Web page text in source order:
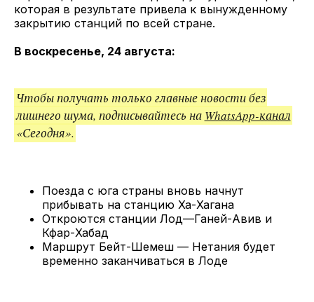
которая в результате привела к вынужденному
закрытию станций по всей стране.
В воскресенье, 24 августа:
Чтобы получать только главные новости без
лишнего шума, подписывайтесь на WhatsApp-канал
«Сегодня».
Поезда с юга страны вновь начнут
прибывать на станцию Ха-Хагана
Откроются станции Лод—Ганей-Авив и
Кфар-Хабад
Маршрут Бейт-Шемеш — Нетания будет
временно заканчиваться в Лоде